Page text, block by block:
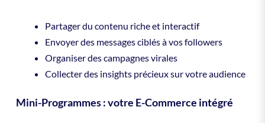
Partager du contenu riche et interactif
Envoyer des messages ciblés à vos followers
Organiser des campagnes virales
Collecter des insights précieux sur votre audience
Mini-Programmes : votre E-Commerce intégré